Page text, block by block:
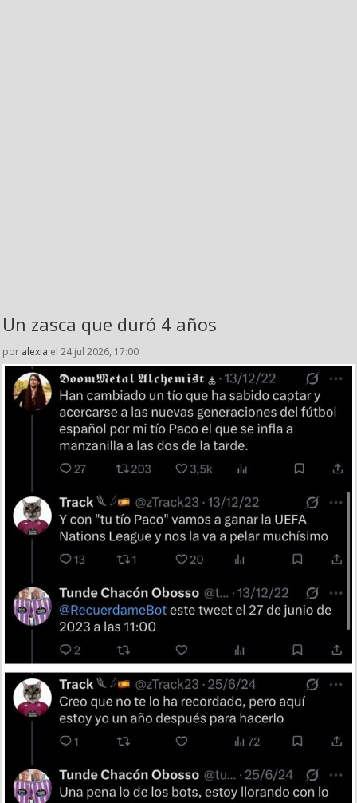
Un zasca que duró 4 años
por alexia el 24 jul 2026, 17:00